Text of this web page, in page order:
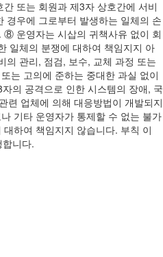
또는 회원과 제3자 상호간에 서비
경우에 그로부터 발생하는 일체의 손
운영자는 시삽의 귀책사유 없이 회
일체의 분쟁에 대하여 책임지지 아
관리, 점검, 보수, 교체 과정 또는
는 고의에 준하는 중대한 과실 없이
의 공격으로 인한 시스템의 장애, 국
련 업체에 의해 대응방법이 개발되지
기타 운영자가 통제할 수 없는 불가
하여 책임지지 않습니다. 부칙 이
니다.